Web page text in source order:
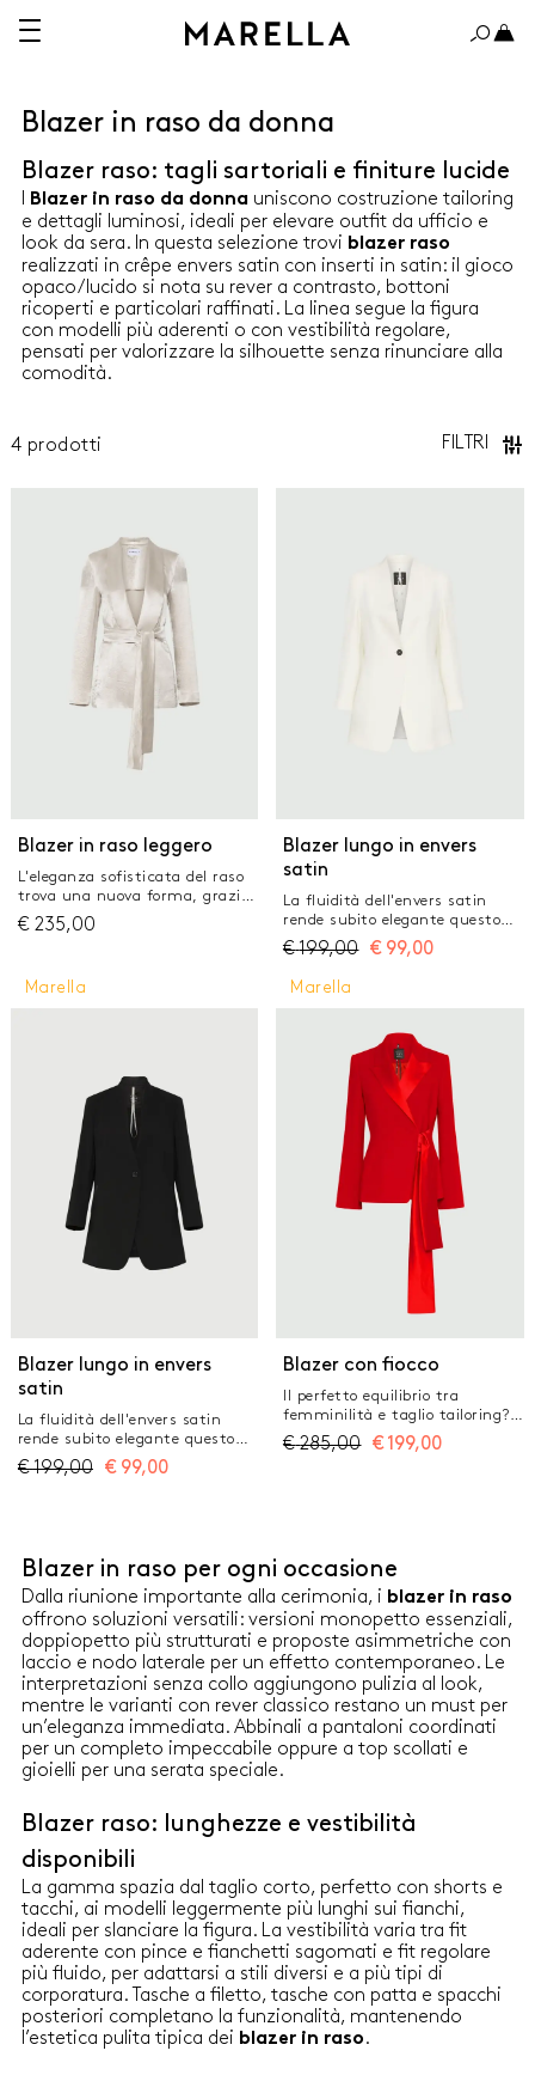
ABITI
CAMICIE
GIACCHE
GONNE
JEANS
MAGLIERIA
PANTALONI
TAILLEUR
TOP E T-SHIRT
Blazer in raso da donna
Blazer raso: tagli sartoriali e finiture lucide
Blazer in raso da donna uniscono costruzione tailoring
e dettagli luminosi, ideali per elevare outfit da ufficio e
look da sera. In questa selezione trovi blazer raso
realizzati in crêpe envers satin con inserti in satin: il gioco
opaco/lucido si nota su rever a contrasto, bottoni
ricoperti e particolari raffinati. La linea segue la figura
con modelli più aderenti o con vestibilità regolare,
pensati per valorizzare la silhouette senza rinunciare alla
comodità.
4 prodotti FILTRI
Blazer in raso leggero
L'eleganza sofisticata del raso
trova una nuova forma, grazie
al finish stropicciato e alla
cintura in vita che disegna la
abbinamento con i pants
coordinati. Blazer in raso
laterali inserite Modello
sfoderato
€ 235,00
Blazer lungo in envers
satin
La fluidità dell'envers satin
rende subito elegante questo
blazer dalle linee leggermente
lunghe sui fianchi. Il taglio
essenziale sullo scollo aggiunge
una nota sofisticata, da
bijoux scintillanti. Tessuto
principale contenente una
percentuale di poliestere
riciclato superiore al 50%
Blazer in crêpe envers satin e
satin Fit regolare Modello senza
collo Chiusura monopetto con
bottone a vista Tasche a filetto
con dettaglio in raso
€ 199,00 € 99,00
Marella
Blazer lungo in envers
satin
La fluidità dell'envers satin
rende subito elegante questo
blazer dalle linee leggermente
lunghe sui fianchi. Il taglio
principale contenente una
percentuale di poliestere
riciclato superiore al 50%
Blazer in crêpe envers satin e
satin Fit regolare Modello senza
collo Chiusura monopetto con
bottone a vista Tasche a filetto
con dettaglio in raso
€ 199,00 € 99,00
Marella
Blazer con fiocco
Il perfetto equilibrio tra
femminilità e taglio tailoring?
E' questo blazer dalla
costruzione doppiopetto, con
poliestere riciclato superiore al
50% Blazer in crêpe envers
satin e satin Fit regolare Scollo
con rever e dettaglio a
contrasto Chiusura doppiopetto
con fiocco laterale
€ 285,00 € 199,00
Blazer in raso per ogni occasione
Dalla riunione importante alla cerimonia, i blazer in raso
offrono soluzioni versatili: versioni monopetto essenziali,
doppiopetto più strutturati e proposte asimmetriche con
laccio e nodo laterale per un effetto contemporaneo. Le
interpretazioni senza collo aggiungono pulizia al look,
mentre le varianti con rever classico restano un must per
un’eleganza immediata. Abbinali a pantaloni coordinati
per un completo impeccabile oppure a top scollati e
gioielli per una serata speciale.
Blazer raso: lunghezze e vestibilità
disponibili
La gamma spazia dal taglio corto, perfetto con shorts e
tacchi, ai modelli leggermente più lunghi sui fianchi,
ideali per slanciare la figura. La vestibilità varia tra fit
aderente con pince e fianchetti sagomati e fit regolare
più fluido, per adattarsi a stili diversi e a più tipi di
corporatura. Tasche a filetto, tasche con patta e spacchi
posteriori completano la funzionalità, mantenendo
l’estetica pulita tipica dei blazer in raso .
150€ OLTRE 150€